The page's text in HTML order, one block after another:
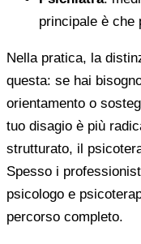
principale è che
Nella pratica, la
questa: se hai
orientamento o
tuo disagio è più
strutturato, il
Spesso i
psicologo e
percorso completo.